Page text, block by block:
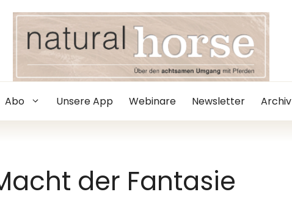
Abo Unsere App Webinare Newsletter Archiv
der Fantasie